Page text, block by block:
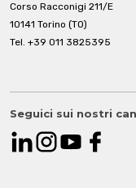
Corso Racconigi 211/E
10141 Torino (TO)
Tel. +39 011 3825395
Seguici sui nostri